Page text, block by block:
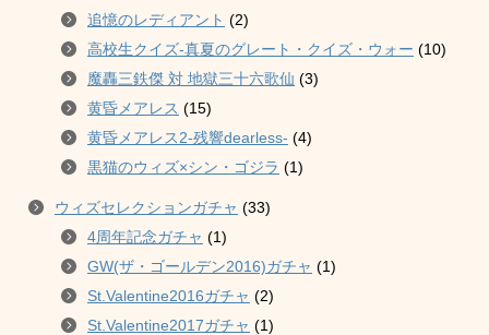
追憶のレディアント (2)
高校生クイズ-真夏のグレート・クイズ・ウォー (10)
魔轟三鉄傑 対 地獄三十六歌仙 (3)
黄昏メアレス (15)
黄昏メアレス2-残響dearless- (4)
黒猫のウィズ×シン・ゴジラ (1)
ウィズセレクションガチャ (33)
4周年記念ガチャ (1)
GW(ザ・ゴールデン2016)ガチャ (1)
St.Valentine2016ガチャ (2)
St.Valentine2017ガチャ (1)